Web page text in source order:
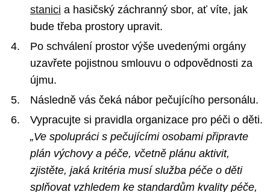
stanici a hasičský záchranný sbor, ať víte, jak
bude třeba prostory upravit.
Po schválení prostor výše uvedenými orgány
uzavřete pojistnou smlouvu o odpovědnosti za
újmu.
Následně vás čeká nábor pečujícího personálu.
Vypracujte si pravidla organizace pro péči o děti.
„Ve spolupráci s pečujícími osobami připravte
plán výchovy a péče, včetně plánu aktivit,
zjistěte, jaká kritéria musí služba péče o děti
splňovat vzhledem ke standardům kvality péče,